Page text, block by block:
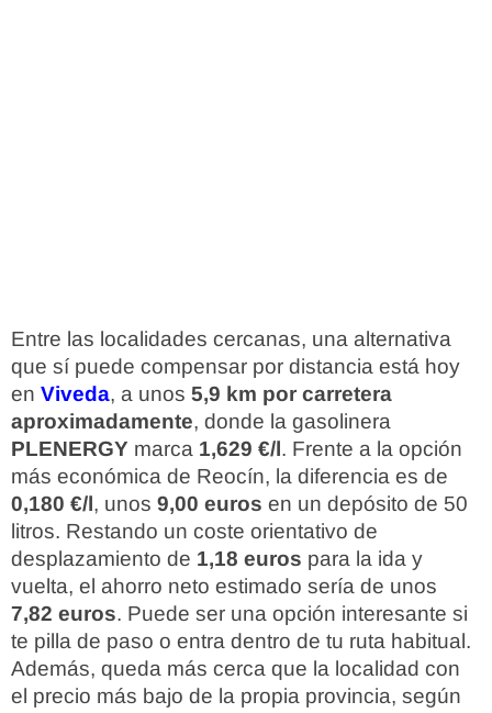
Entre las localidades cercanas, una alternativa
que sí puede compensar por distancia está hoy
en Viveda, a unos 5,9 km por carretera
aproximadamente, donde la gasolinera
PLENERGY marca 1,629 €/l. Frente a la opción
más económica de Reocín, la diferencia es de
0,180 €/l, unos 9,00 euros en un depósito de 50
litros. Restando un coste orientativo de
desplazamiento de 1,18 euros para la ida y
vuelta, el ahorro neto estimado sería de unos
7,82 euros. Puede ser una opción interesante si
te pilla de paso o entra dentro de tu ruta habitual.
Además, queda más cerca que la localidad con
el precio más bajo de la propia provincia, según